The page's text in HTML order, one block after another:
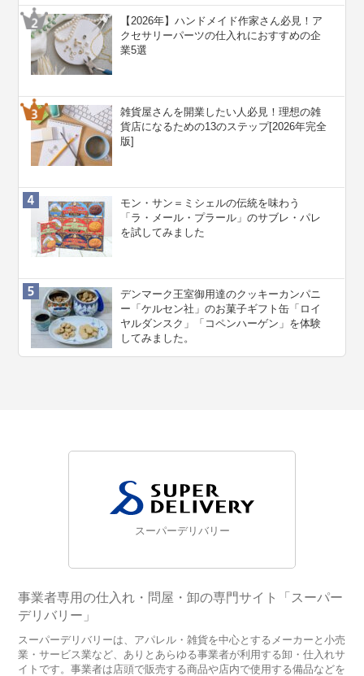
【2026年】ハンドメイド作家さん必見！ア
クセサリーパーツの仕入れにおすすめの企
業5選
雑貨屋さんを開業したい人必見！理想の雑
貨店になるための13のステップ[2026年完全
版]
モン・サン＝ミシェルの伝統を味わう
「ラ・メール・プラール」のサブレ・パレ
を試してみました
デンマーク王室御用達のクッキーカンパニ
ー「ケルセン社」のお菓子ギフト缶「ロイ
ヤルダンスク」「コペンハーゲン」を体験
してみました。
スーパーデリバリー
事業者専用の仕入れ・問屋・卸の専門サイト「スーパー
デリバリー」
スーパーデリバリーは、アパレル・雑貨を中心とするメーカーと小売
業・サービス業など、ありとあらゆる事業者が利用する卸・仕入れサ
イトです。事業者は店頭で販売する商品や店内で使用する備品などを